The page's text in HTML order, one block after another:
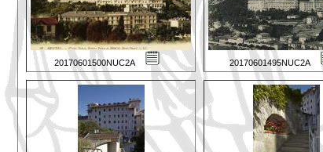
20170601500NUC2A 20170601495NUC2A